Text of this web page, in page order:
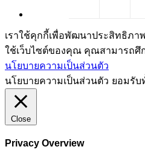
เราใช้คุกกี้เพื่อพัฒนาประสิทธิภ
ใช้เว็บไซต์ของคุณ คุณสามารถศึ
นโยบายความเป็นส่วนตัว
นโยบายความเป็นส่วนตัว ยอมรับ
Close
Privacy Overview